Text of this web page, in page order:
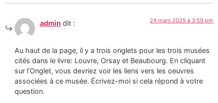
admin dit : 24 mars 2025 à 3:59 pm
Au haut de la page, il y a trois onglets pour les trois musées
cités dans le livre: Louvre, Orsay et Beaubourg. En cliquant
sur l’Onglet, vous devriez voir les liens vers les oeuvres
associées à ce musée. Écrivez-moi si cela répond à votre
question.